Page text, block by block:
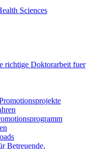
Sciences
richtige Doktorarbeit fuer
Betreuende,